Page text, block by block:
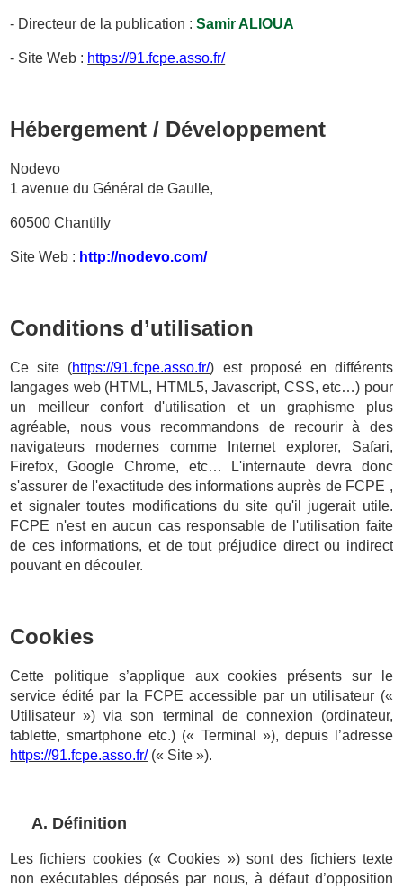
- Directeur de la publication :SamirALIOUA
- Site Web : https://91.fcpe.asso.fr/
Hébergement / Développement
Nodevo
1 avenue du Général de Gaulle,
60500 Chantilly
Site Web : http://nodevo.com/
Conditions d’utilisation
Ce site (https://91.fcpe.asso.fr/) est proposé en différents
langages web (HTML, HTML5, Javascript, CSS, etc…) pour
un meilleur confort d'utilisation et un graphisme plus
agréable, nous vous recommandons de recourir à des
navigateurs modernes comme Internet explorer, Safari,
Firefox, Google Chrome, etc… L'internaute devra donc
s'assurer de l'exactitude des informations auprès de FCPE ,
et signaler toutes modifications du site qu'il jugerait utile.
FCPE n'est en aucun cas responsable de l'utilisation faite
de ces informations, et de tout préjudice direct ou indirect
pouvant en découler.
Cookies
Cette politique s’applique aux cookies présents sur le
service édité par la FCPE accessible par un utilisateur («
Utilisateur ») via son terminal de connexion (ordinateur,
tablette, smartphone etc.) (« Terminal »), depuis l’adresse
https://91.fcpe.asso.fr/(« Site »).
A. Définition
Les fichiers cookies (« Cookies ») sont des fichiers texte
non exécutables déposés par nous, à défaut d’opposition